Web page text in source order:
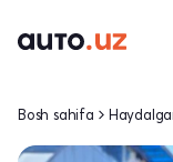
Bosh sahifa